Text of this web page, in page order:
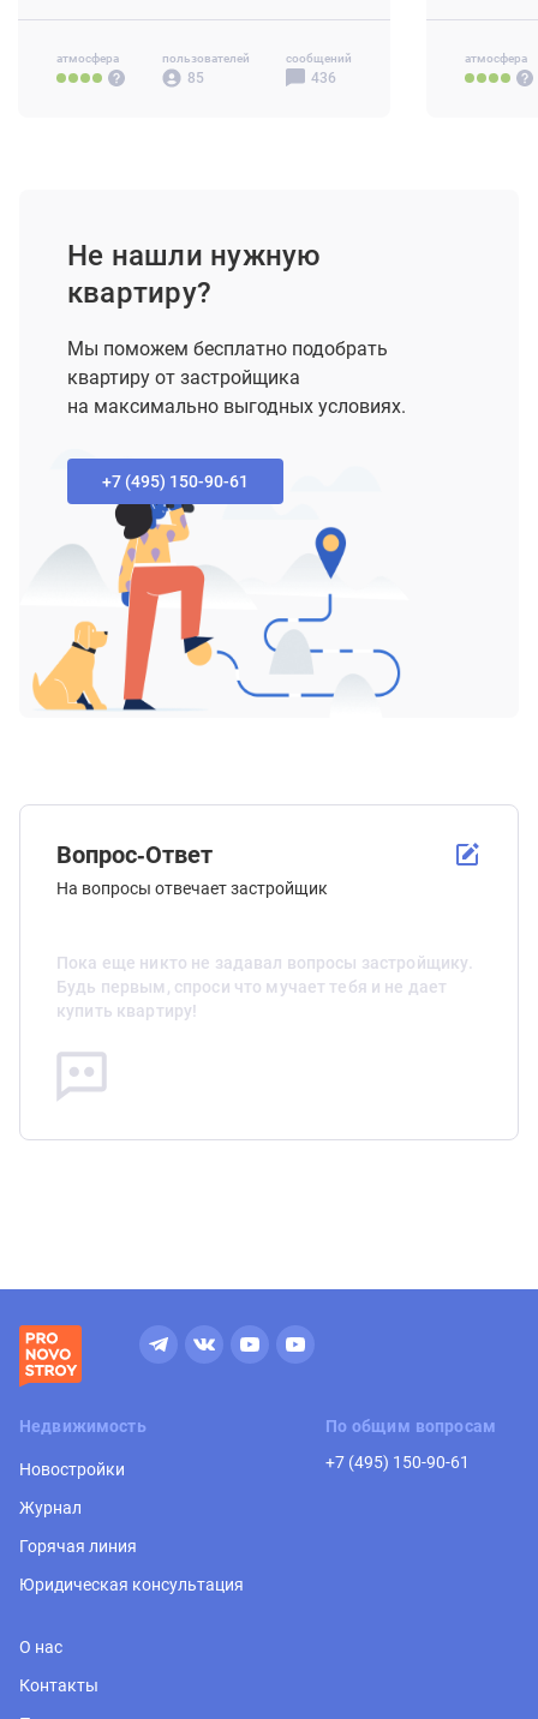
Вопрос-Ответ
На вопросы отвечает застройщик
Пока еще никто не задавал вопросы застройщику.
Будь первым, спроси что мучает тебя и не дает
купить квартиру!
атмосфера пользователей
85
сообщений
436
атмосфера
Не нашли нужную
квартиру?
Мы поможем бесплатно подобрать
квартиру от застройщика
на максимально выгодных условиях.
+7 (495) 150-90-61‬
Недвижимость
Новостройки
Журнал
Горячая линия
Юридическая консультация
По общим вопросам
+7 (495) 150-90-61
О нас
Контакты